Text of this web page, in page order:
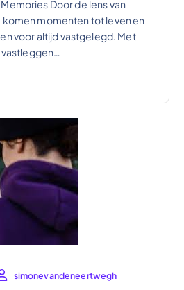
Door de lens van
komen momenten tot leven en
voor altijd vastgelegd. Met
simonevandeneertwegh